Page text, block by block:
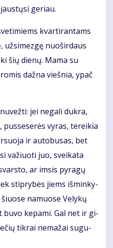
ge­riau.
kvar­ti­ran­tams
už­si­mez­gę nuo­šir­daus
šių die­nų. Ma­ma su
daž­na vieš­nia, ypač
jei ne­ga­li duk­ra,
pus­se­se­rės vy­ras, te­rei­kia
ir au­to­bu­sas, bet
va­žiuo­ti juo, svei­ka­ta
ar im­sis py­ra­gų
stip­ry­bės jiems iš­min­ky­
na­muo­se Ve­ly­kų
bu­vo ke­pa­mi. Gal net ir gi­
tik­rai ne­ma­žai su­gu­